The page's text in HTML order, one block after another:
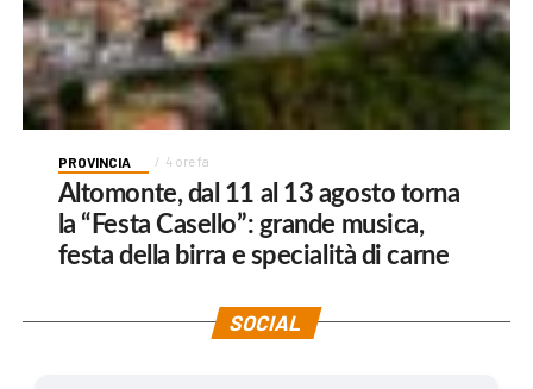
PROVINCIA 4 ore fa
Altomonte, dal 11 al 13 agosto torna
la “Festa Casello”: grande musica,
festa della birra e specialità di carne
SOCIAL